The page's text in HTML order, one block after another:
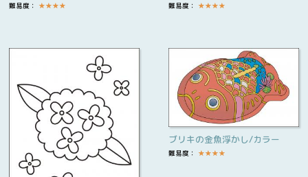
難易度： ★★★★ 難易度： ★★★★
ブリキの金魚浮かし/カラー
難易度： ★★★★